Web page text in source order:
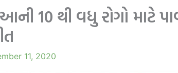
આની 10 થી વધુ રોગો
11, 2020